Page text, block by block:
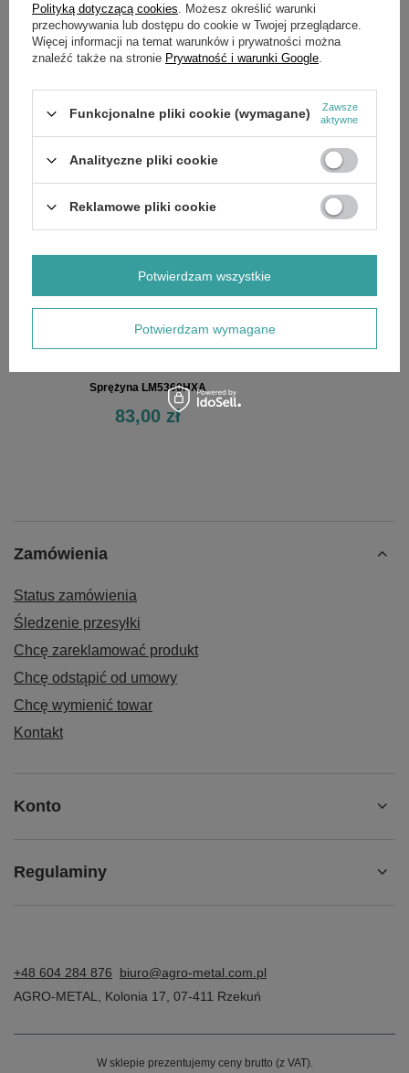
Marka Cedrus
Symbol 68013-391
OSTATNIO OGLĄDANE
Sprężyna LM5360HXA
83,00 zł
Zamówienia
Status zamówienia
Śledzenie przesyłki
Chcę zareklamować produkt
Chcę odstąpić od umowy
Chcę wymienić towar
Kontakt
Konto
Regulaminy
+48 604 284 876
biuro@agro-metal.com.pl
AGRO-METAL
Kolonia 17 07-411 Rzekuń
W sklepie prezentujemy ceny brutto (z VAT).
Polityką dotyczącą cookies . Możesz określić warunki
przechowywania lub dostępu do cookie w Twojej przeglądarce.
Więcej informacji na temat warunków i prywatności można
znaleźć także na stronie Prywatność i warunki Google
Funkcjonalne pliki cookie (wymagane)
Zawsze
aktywne
Analityczne pliki cookie
Reklamowe pliki cookie
Potwierdzam wymagane
Potwierdzam wszystkie